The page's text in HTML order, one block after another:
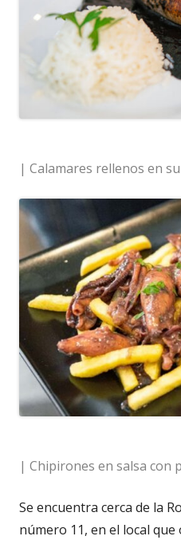
| Calamares rellenos en
| Chipirones en salsa con
Se encuentra cerca de la
número 11, en el local